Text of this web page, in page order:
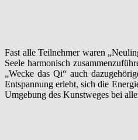
Fast alle Teilnehmer waren
Seele harmonisch
„Wecke das Qi“ auch
Entspannung erlebt, sich die
Umgebung des Kunstweges bei